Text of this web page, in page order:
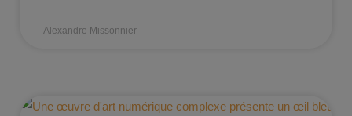
Alexandre Missonnier